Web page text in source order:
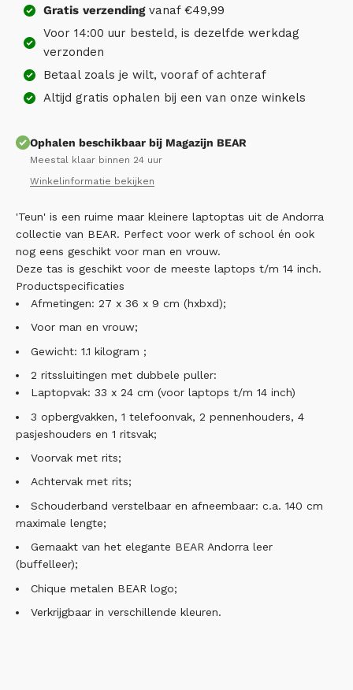
Gratis verzendingvanaf €49,99
Voor 14:00 uur besteld, is dezelfde werkdag
verzonden
Betaal zoals je wilt, vooraf of achteraf
Altijd gratis ophalen bij een van onze winkels
Ophalen beschikbaar bij Magazijn BEAR
Meestal klaar binnen 24 uur
Winkelinformatie bekijken
'Teun' is een ruime maar kleinere laptoptas uit de Andorra
collectie van BEAR. Perfect voor werk of school én ook
nog eens geschikt voor man en vrouw.
Deze tas is geschikt voor de meeste laptops t/m 14 inch.
Productspecificaties
Afmetingen: 27 x 36 x 9 cm (hxbxd);
Voor man en vrouw;
Gewicht: 1.1 kilogram ;
2 ritssluitingen met dubbele puller:
Laptopvak: 33 x 24 cm (voor laptops t/m 14 inch)
3 opbergvakken, 1 telefoonvak, 2 pennenhouders, 4
pasjeshouders en 1 ritsvak;
Voorvak met rits;
Achtervak met rits;
Schouderband verstelbaar en afneembaar: c.a. 140 cm
maximale lengte;
Gemaakt van het elegante BEAR Andorra leer
(buffelleer);
Chique metalen BEAR logo;
Verkrijgbaar in verschillende kleuren.